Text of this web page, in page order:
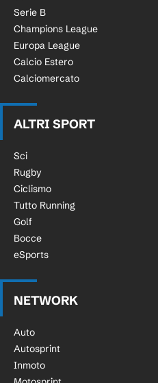
Serie B
Champions League
Europa League
Calcio Estero
Calciomercato
ALTRI SPORT
Sci
Rugby
Ciclismo
Tutto Running
Golf
Bocce
eSports
NETWORK
Auto
Autosprint
Inmoto